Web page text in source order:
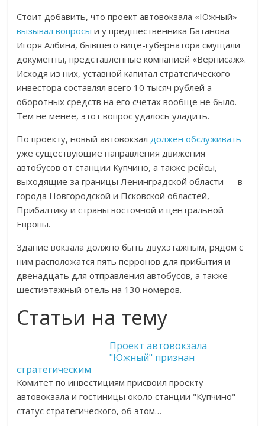
Стоит добавить, что проект автовокзала «Южный»
вызывал вопросы и у предшественника Батанова
Игоря Албина, бывшего вице-губернатора смущали
документы, представленные компанией «Вернисаж».
Исходя из них, уставной капитал стратегического
инвестора составлял всего 10 тысяч рублей а
оборотных средств на его счетах вообще не было.
Тем не менее, этот вопрос удалось уладить.
По проекту, новый автовокзалдолжен обслуживать
уже существующие направления движения
автобусов от станции Купчино, а также рейсы,
выходящие за границы Ленинградской области — в
города Новгородской и Псковской областей,
Прибалтику и страны восточной и центральной
Европы.
Здание вокзала должно быть двухэтажным, рядом с
ним расположатся пять перронов для прибытия и
двенадцать для отправления автобусов, а также
шестиэтажный отель на 130 номеров.
Статьи на тему
Проект автовокзала
"Южный" признан
стратегическим
Комитет по инвестициям присвоил проекту
автовокзала и гостиницы около станции "Купчино"
статус стратегического, об этом…